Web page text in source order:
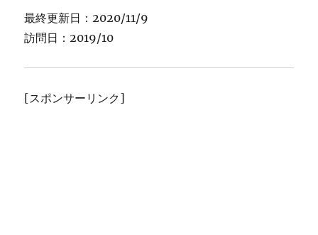
最終更新日：2020/11/9
訪問日：2019/10
[スポンサーリンク]